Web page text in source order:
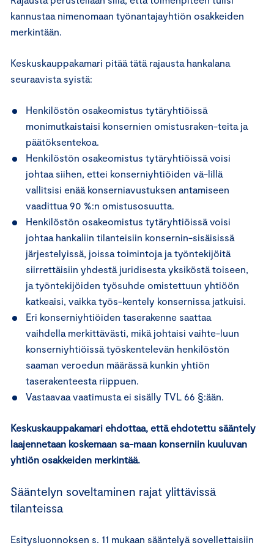
kannustaa nimenomaan työnantajayhtiön osakkeiden
merkintään.
Keskuskauppakamari pitää tätä rajausta hankalana
seuraavista syistä:
Henkilöstön osakeomistus tytäryhtiöissä
monimutkaistaisi konsernien omistusraken-teita ja
päätöksentekoa.
Henkilöstön osakeomistus tytäryhtiöissä voisi
johtaa siihen, ettei konserniyhtiöiden vä-lillä
vallitsisi enää konserniavustuksen antamiseen
vaadittua 90 %:n omistusosuutta.
Henkilöstön osakeomistus tytäryhtiöissä voisi
johtaa hankaliin tilanteisiin konsernin-sisäisissä
järjestelyissä, joissa toimintoja ja työntekijöitä
siirrettäisiin yhdestä juridisesta yksiköstä toiseen,
ja työntekijöiden työsuhde omistettuun yhtiöön
katkeaisi, vaikka työs-kentely konsernissa jatkuisi.
Eri konserniyhtiöiden taserakenne saattaa
vaihdella merkittävästi, mikä johtaisi vaihte-luun
konserniyhtiöissä työskentelevän henkilöstön
saaman veroedun määrässä kunkin yhtiön
taserakenteesta riippuen.
Vastaavaa vaatimusta ei sisälly TVL 66 §:ään.
Keskuskauppakamari ehdottaa, että ehdotettu sääntely
laajennetaan koskemaan sa-maan konserniin kuuluvan
yhtiön osakkeiden merkintää.
Sääntelyn soveltaminen rajat ylittävissä
tilanteissa
Esitysluonnoksen s. 11 mukaan sääntelyä sovellettaisiin